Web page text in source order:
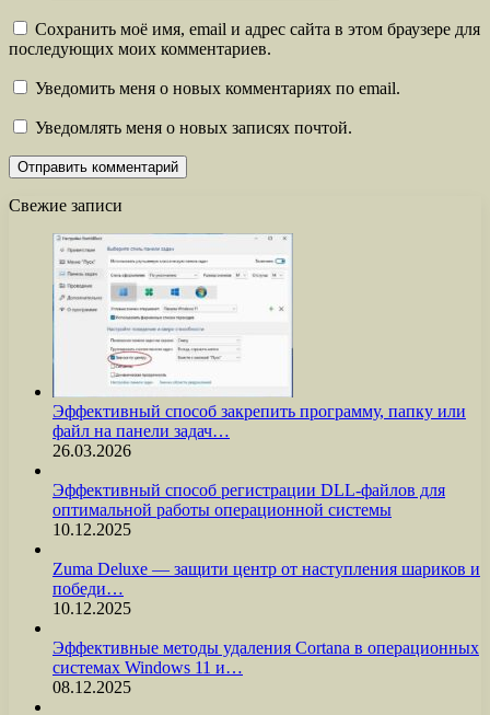
Сохранить моё имя, email и адрес сайта в этом браузере для
последующих моих комментариев.
Уведомить меня о новых комментариях по email.
Уведомлять меня о новых записях почтой.
Свежие записи
Эффективный способ закрепить программу, папку или
файл на панели задач…
26.03.2026
Эффективный способ регистрации DLL-файлов для
оптимальной работы операционной системы
10.12.2025
Zuma Deluxe — защити центр от наступления шариков и
победи…
10.12.2025
Эффективные методы удаления Cortana в операционных
системах Windows 11 и…
08.12.2025